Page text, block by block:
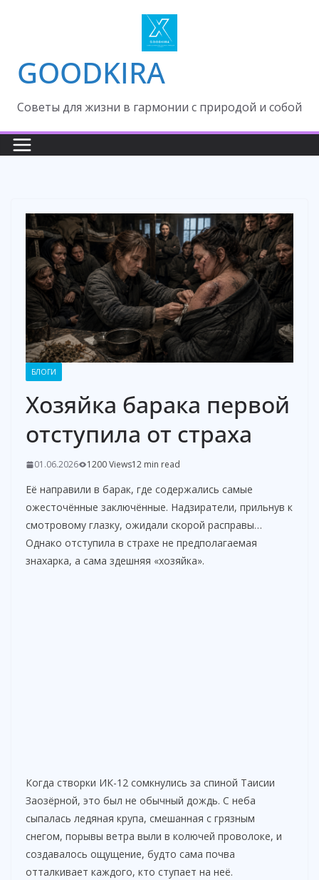
GOODKIRA
Cоветы для жизни в гармонии с природой и собой
БЛОГИ
Хозяйка барака первой
отступила от страха
01.06.2026 1200 Views12 min read
Её направили в барак, где содержались самые
ожесточённые заключённые. Надзиратели, прильнув к
смотровому глазку, ожидали скорой расправы…
Однако отступила в страхе не предполагаемая
знахарка, а сама здешняя «хозяйка».
Когда створки ИК-12 сомкнулись за спиной Таисии
Заозёрной, это был не обычный дождь. С неба
сыпалась ледяная крупа, смешанная с грязным
снегом, порывы ветра выли в колючей проволоке, и
создавалось ощущение, будто сама почва
отталкивает каждого, кто ступает на неё.